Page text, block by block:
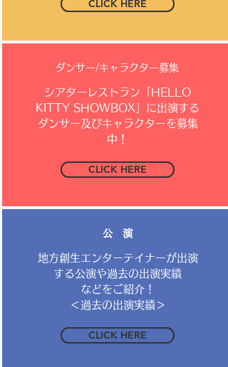
CLICK HERE
​ダンサー/キャラクター募集
シアターレストラン「HELLO
KITTY SHOWBOX」に出演する
ダンサー及びキャラクターを募集
中！
CLICK HERE
公 演
地方創生エンターテイナーが出演
する公演や過去の出演実績
などをご紹介！
＜過去の出演実績＞
CLICK HERE